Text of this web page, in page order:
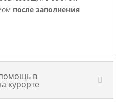
после заполнения
в
курорте